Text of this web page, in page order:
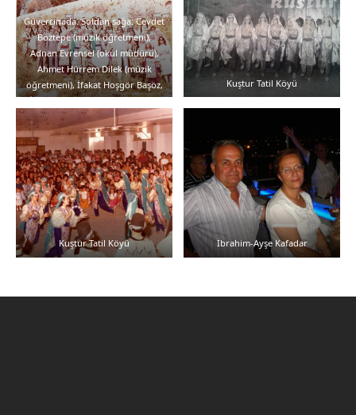
Güvercinada. Soldan sağa: Cevdet
Boztepe (müzik öğretmeni),
Adnan Evrensel (okul müdürü),
Ahmet Hürrem Dilek (müzik
öğretmeni), İfakat Hoşgör Başöz,
İbrahim Kafadar (beden eğitimi
öğretmeni), Ayşe Kafadar(beden
eğitimi öğretmeni)
Kuştur Tatil Köyü
Kuştur Tatil Köyü İbrahim-Ayşe Kafadar